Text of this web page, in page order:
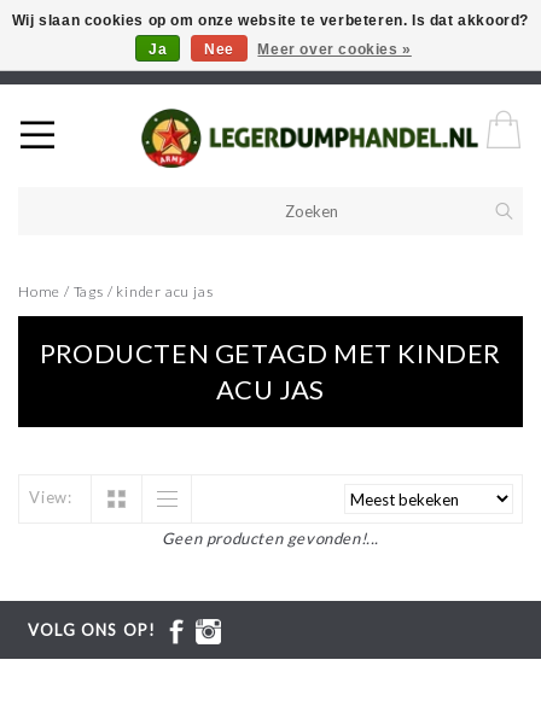
Welkom in onze webshop! Als u een product zoekt en deze niet kan
vinden in de webwinkel, neem vooral contact op!
Home / Tags / kinder acu jas
PRODUCTEN GETAGD MET KINDER
ACU JAS
View:
Geen producten gevonden!...
VOLG ONS OP!
Wij slaan cookies op om onze website te verbeteren. Is dat akkoord?
Ja
Nee Meer over cookies »